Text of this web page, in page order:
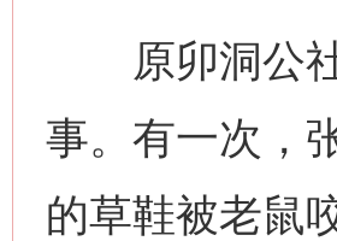
原卯洞公社
事。有一次，
的草鞋被老鼠